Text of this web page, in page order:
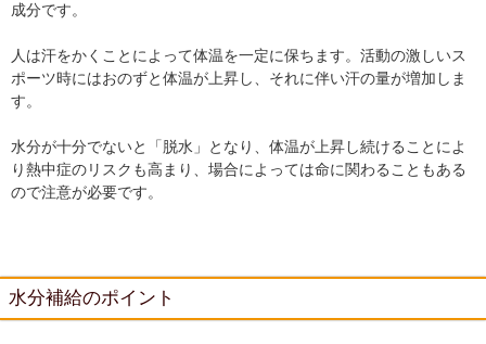
成分です。
人は汗をかくことによって体温を一定に保ちます。活動の激しいス
ポーツ時にはおのずと体温が上昇し、それに伴い汗の量が増加しま
す。
水分が十分でないと「脱水」となり、体温が上昇し続けることによ
り熱中症のリスクも高まり、場合によっては命に関わることもある
ので注意が必要です。
水分補給のポイント